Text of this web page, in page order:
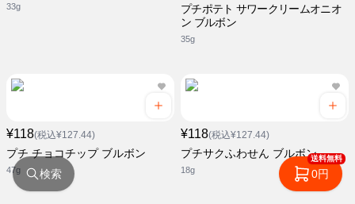
33g
プチポテト サワークリームオニオ
ン ブルボン
35g
¥118(税込¥127.44)
プチ チョコチップ ブルボン
47g
¥118(税込¥127.44)
プチサクふわせん ブルボン
18g
検索
送料無料
0円